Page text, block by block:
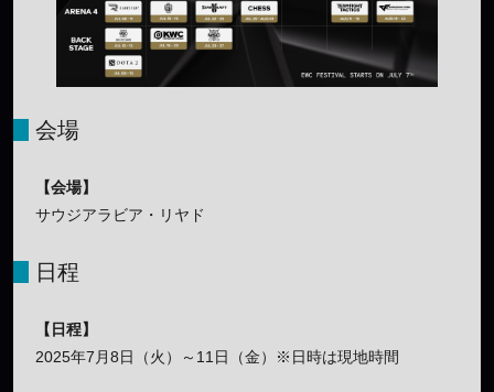
会場
【会場】
サウジアラビア・リヤド
日程
【日程】
2025年7月8日（火）～11日（金）※日時は現地時間